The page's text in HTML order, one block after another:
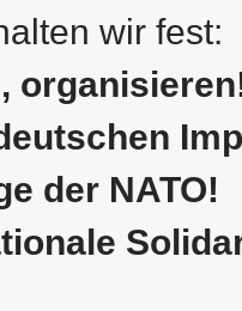
wir fest:
der NATO!